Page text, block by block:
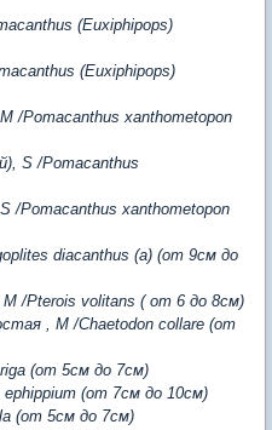
(Euxiphipops)
(Euxiphipops)
/Pomacanthus xanthometopon
S /Pomacanthus
/Pomacanthus xanthometopon
diacanthus (a) (от 9см до
/Pterois volitans ( от 6 до 8см)
, M /Chaetodon collare (от
(от 5см до 7см)
ephippium (от 7см до 10см)
(от 5см до 7см)